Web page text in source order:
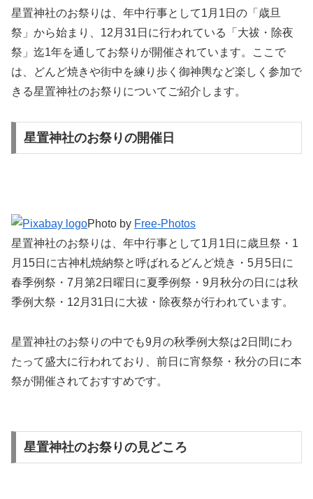
星置神社のお祭りは、年中行事として1月1日の「歳旦
祭」から始まり、12月31日に行われている「大祓・除夜
祭」迄1年を通してお祭りが開催されています。ここで
は、どんど焼きや街中を練り歩く御神輿など楽しく参加で
きる星置神社のお祭りについてご紹介します。
星置神社のお祭りの開催日
Photo by Free-Photos
星置神社のお祭りは、年中行事として1月1日に歳旦祭・1
月15日に古神札焼納祭と呼ばれるどんど焼き・5月5日に
春季例祭・7月第2日曜日に夏季例祭・9月秋分の日には秋
季例大祭・12月31日に大祓・除夜祭が行われています。
星置神社のお祭りの中でも9月の秋季例大祭は2日間にわ
たって盛大に行われており、前日に宵祭祭・秋分の日に本
祭が開催されておすすめです。
星置神社のお祭りの見どころ